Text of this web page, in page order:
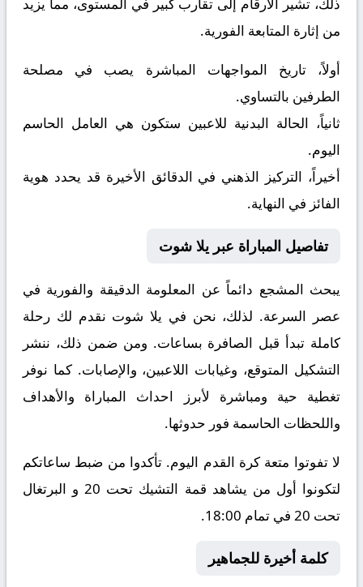
من إثارة المتابعة الفورية.
أولاً، تاريخ المواجهات المباشرة يصب في مصلحة
الطرفين بالتساوي.
ثانياً، الحالة البدنية للاعبين ستكون هي العامل الحاسم
اليوم.
أخيراً، التركيز الذهني في الدقائق الأخيرة قد يحدد هوية
الفائز في النهاية.
تفاصيل المباراة عبر يلا شوت
يبحث المشجع دائماً عن المعلومة الدقيقة والفورية في
عصر السرعة. لذلك، نحن في يلا شوت نقدم لك رحلة
كاملة تبدأ قبل الصافرة بساعات. ومن ضمن ذلك، ننشر
التشكيل المتوقع، وغيابات اللاعبين، والإصابات. كما نوفر
تغطية حية ومباشرة لأبرز احداث المباراة والأهداف
واللحظات الحاسمة فور حدوثها.
لا تفوتوا متعة كرة القدم اليوم. تأكدوا من ضبط ساعاتكم
لتكونوا أول من يشاهد قمة التشيك تحت 20 و البرتغال
تحت 20 في تمام 18:00.
كلمة أخيرة للجماهير